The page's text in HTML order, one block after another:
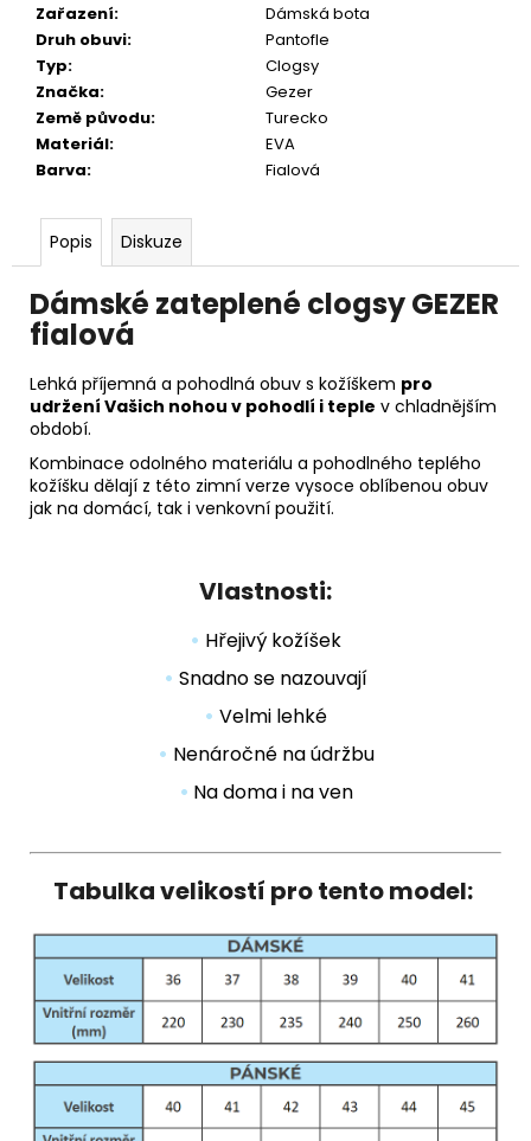
Zařazení:
Dámská bota
Druh obuvi:
Pantofle
Typ:
Clogsy
Značka:
Gezer
Země původu:
Turecko
Materiál:
EVA
Barva: Fialová
Popis Diskuze
Dámské zateplené clogsy GEZER
fialová
Lehká příjemná a pohodlná obuv s kožíškem pro
udržení Vašich nohou v pohodlí i teple v chladnějším
období.
Kombinace odolného materiálu a pohodlného teplého
kožíšku dělají z této zimní verze vysoce oblíbenou obuv
jak na domácí, tak i venkovní použití.
Vlastnosti:
• Hřejivý kožíšek
• Snadno se nazouvají
• Velmi lehké
• Nenáročné na údržbu
• Na doma i na ven
Tabulka velikostí pro tento model: